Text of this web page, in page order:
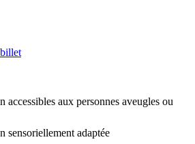
accessibles aux personnes aveugles ou
sensoriellement adaptée